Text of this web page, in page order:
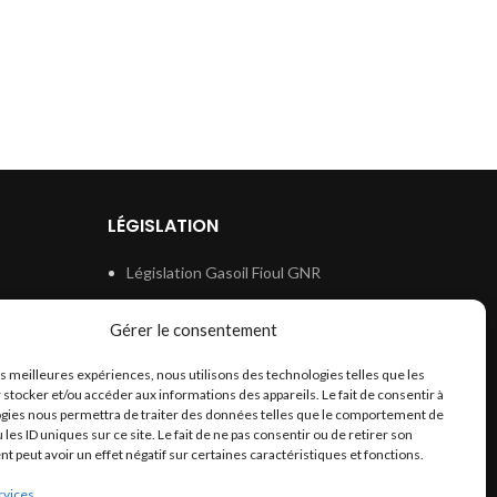
Gérer le consentement
meilleures expériences, nous utilisons des technologies telles que les
et/ou accéder aux informations des appareils. Le fait de consentir à
nous permettra de traiter des données telles que le comportement de
les ID uniques sur ce site. Le fait de ne pas consentir ou de retirer son
peut avoir un effet négatif sur certaines caractéristiques et fonctions.
LÉGISLATION
Législation Gasoil Fioul GNR
Législation Eau
Législation Lubrifiant
Législation Phytosanitaire